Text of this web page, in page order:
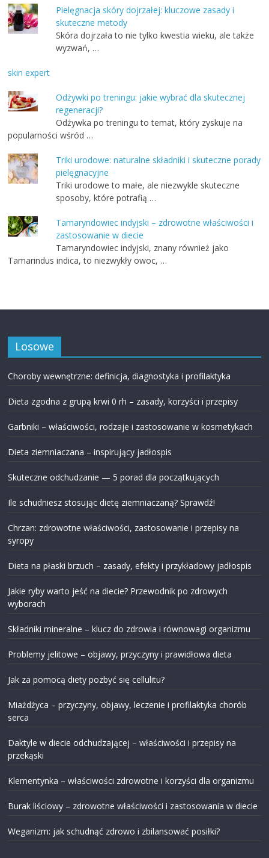
Pielęgnacja skóry dojrzałej: kluczowe zasady i
skuteczne metody
Skóra dojrzała to nie tylko kwestia wieku, ale także
wyzwań, …
skin expert
Odżywki po treningu: jakie wybrać dla skutecznej
regeneracji?
Odżywka po treningu to temat, który zyskuje na
popularności wśród …
Triki urodowe: naturalne składniki i skuteczne porady
pielęgnacyjne
Triki urodowe to małe, ale niezwykle skuteczne
sposoby, które potrafią …
Tamaryndowiec indyjski – zdrowotne właściwości i
zastosowanie w diecie
Tamaryndowiec indyjski, znany również jako
Tamarindus indica, to niezwykły owoc, …
Losowe
Choroby wewnętrzne: definicja, diagnostyka i profilaktyka
Dieta zgodna z grupą krwi 0 rh – zasady, korzyści i przepisy
Garbniki – właściwości, rodzaje i zastosowanie w kosmetykach
Dieta ziemniaczana – inspirujący jadłospis
Skuteczne odchudzanie — 5 porad dla początkujących
Ile schudniesz stosując dietę ziemniaczaną? Sprawdź!
Chrzan: zdrowotne właściwości, zastosowanie i przepisy na
syropy
Dieta na płaski brzuch – zasady, efekty i przykładowy jadłospis
Jakie ryby warto jeść na diecie? Przewodnik po zdrowych
wyborach
Składniki mineralne – klucz do zdrowia i równowagi organizmu
Problemy jelitowe – objawy, przyczyny i prawidłowa dieta
Jak za pomocą diety pozbyć się cellulitu?
Miażdżyca – przyczyny, objawy, leczenie i profilaktyka chorób
serca
Daktyle w diecie odchudzającej – właściwości i przepisy na
przekąski
Klementynka – właściwości zdrowotne i korzyści dla organizmu
Burak liściowy – zdrowotne właściwości i zastosowania w diecie
Weganizm: jak schudnąć zdrowo i zbilansować posiłki?